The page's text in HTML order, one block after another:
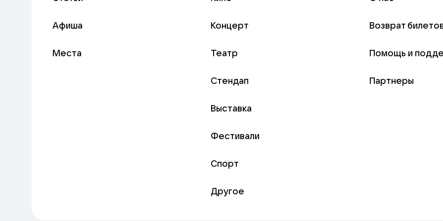
Афиша
Места
Концерт
Театр
Стендап
Выставка
Фестивали
Спорт
Другое
Возврат
Помощь и
Партнеры